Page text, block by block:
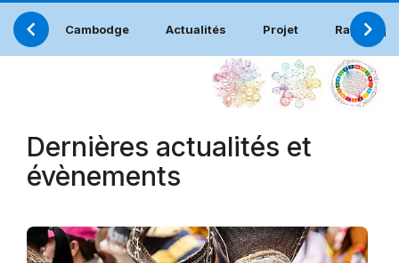
Cambodge Actualités Projet Rapport
Dernières actualités et
évènements